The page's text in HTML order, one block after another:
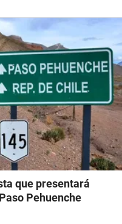
que presentará
Pehuenche